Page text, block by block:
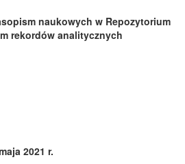
naukowych w Repozytorium
rekordów analitycznych
2021 r.